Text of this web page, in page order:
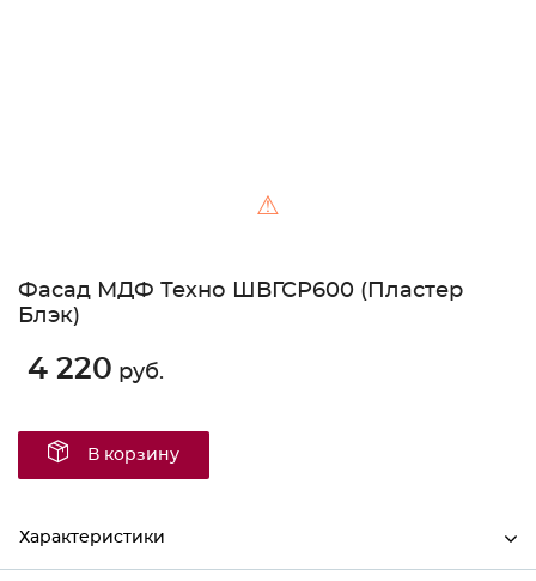
⚠
Фасад МДФ Техно ШВГСР600 (Пластер
Блэк)
4 220 руб.
В корзину
Характеристики